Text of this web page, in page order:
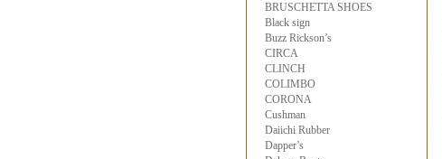
BRUSCHETTA SHOES
Black sign
Buzz Rickson’s
CIRCA
CLINCH
COLIMBO
CORONA
Cushman
Daiichi Rubber
Dapper’s